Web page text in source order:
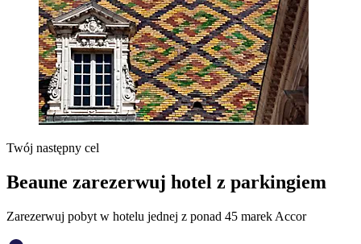
Twój następny cel
Beaune zarezerwuj hotel z parkingiem
Zarezerwuj pobyt w hotelu jednej z ponad 45 marek Accor